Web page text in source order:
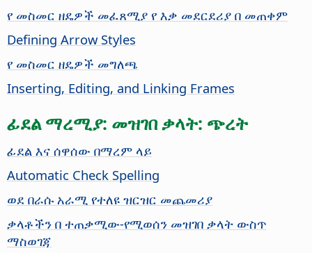
የ መስመር ዘዴዎች መፈጸሚያ የ እቃ መደርደሪያ በ መጠቀም
Defining Arrow Styles
የ መስመር ዘዴዎች መግለጫ
Inserting, Editing, and Linking Frames
ፊደል ማረሚያ: መዝገበ ቃላት: ጭረት
ፊደል እና ሰዋሰው በማረም ላይ
Automatic Check Spelling
ወደ በራሱ አራሚ የተለዩ ዝርዝር መጨመሪያ
ቃላቶችን በ ተጠቃሚው-የሚወሰን መዝገበ ቃላት ውስጥ
ማስወገጃ